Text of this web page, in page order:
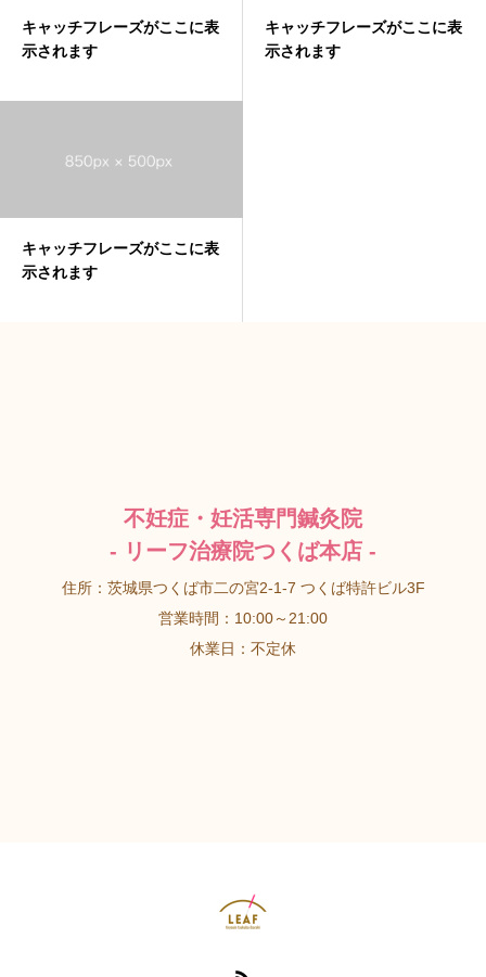
キャッチフレーズがここに表
示されます
キャッチフレーズがここに表
示されます
キャッチフレーズがここに表
示されます
不妊症・妊活専門鍼灸院
- リーフ治療院つくば本店 -
住所：茨城県つくば市二の宮2-1-7 つくば特許ビル3F
営業時間：10:00～21:00
休業日：不定休